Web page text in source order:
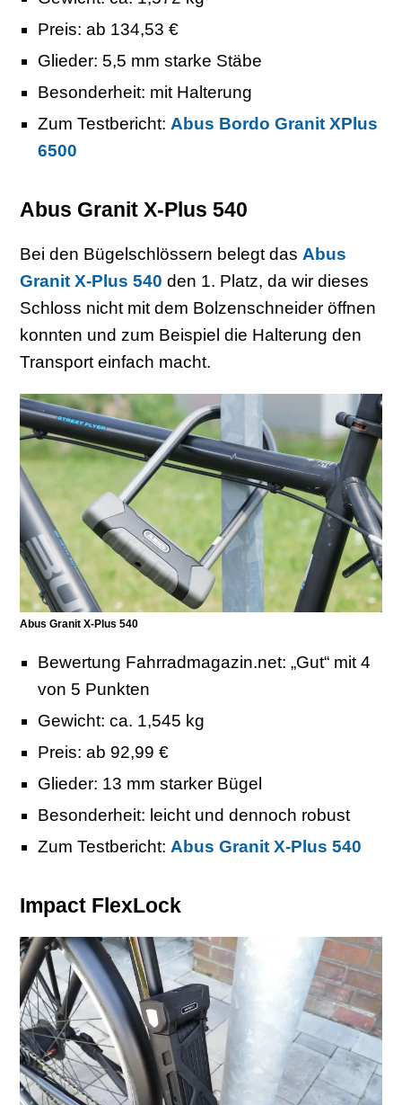
Preis: ab 134,53 €
Glieder: 5,5 mm starke Stäbe
Besonderheit: mit Halterung
Zum Testbericht: Abus Bordo Granit XPlus
6500
Abus Granit X-Plus 540
Bei den Bügelschlössern belegt das Abus
Granit X-Plus 540 den 1. Platz, da wir dieses
Schloss nicht mit dem Bolzenschneider öffnen
konnten und zum Beispiel die Halterung den
Transport einfach macht.
Abus Granit X-Plus 540
Bewertung Fahrradmagazin.net: „Gut“ mit 4
von 5 Punkten
Gewicht: ca. 1,545 kg
Preis: ab 92,99 €
Glieder: 13 mm starker Bügel
Besonderheit: leicht und dennoch robust
Zum Testbericht: Abus Granit X-Plus 540
Impact FlexLock